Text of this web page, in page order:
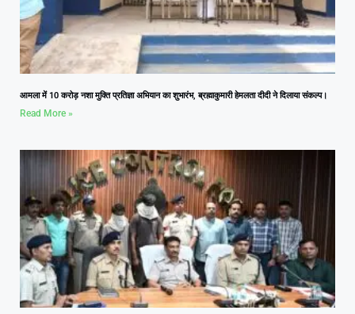
आमला में 10 करोड़ नशा मुक्ति प्रतिज्ञा अभियान का शुभारंभ, ब्रह्माकुमारी हेमलता दीदी ने दिलाया संकल्प।
Read More »